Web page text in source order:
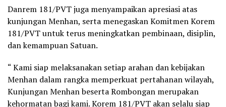
Danrem 181/PVT juga menyampaikan apresiasi atas
kunjungan Menhan, serta menegaskan Komitmen Korem
181/PVT untuk terus meningkatkan pembinaan, disiplin,
dan kemampuan Satuan.
“ Kami siap melaksanakan setiap arahan dan kebijakan
Menhan dalam rangka memperkuat pertahanan wilayah,
Kunjungan Menhan beserta Rombongan merupakan
kehormatan bagi kami. Korem 181/PVT akan selalu siap